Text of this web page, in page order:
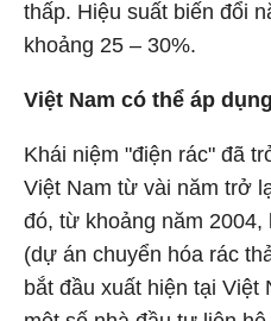
thấp. Hiệu suất biến đổi
khoảng 25 – 30%.
Việt Nam có thể áp
Khái niệm "điện rác" đã
Việt Nam từ vài năm trở
đó, từ khoảng năm
(dự án chuyển hóa rác
bắt đầu xuất hiện tại Việt